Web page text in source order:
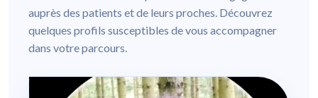
auprès des patients et de leurs proches. Découvrez
quelques profils susceptibles de vous accompagner
dans votre parcours.